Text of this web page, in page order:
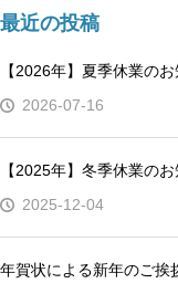
最近の投稿
【2026年】夏季休業の
2026-07-16
【2025年】冬季休業の
2025-12-04
年賀状による新年のご挨